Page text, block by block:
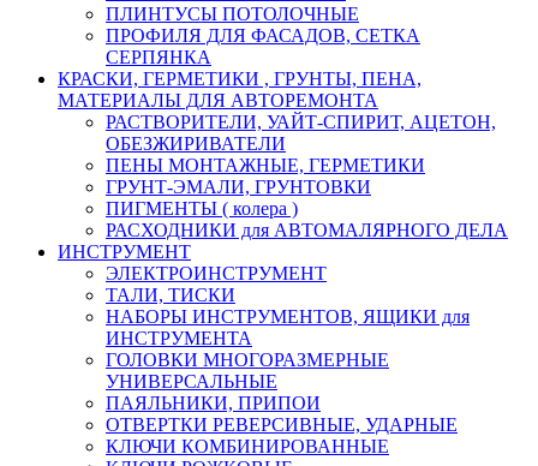
ПЛИНТУСЫ ПОТОЛОЧНЫЕ
ПРОФИЛЯ ДЛЯ ФАСАДОВ, СЕТКА
СЕРПЯНКА
КРАСКИ, ГЕРМЕТИКИ , ГРУНТЫ, ПЕНА,
МАТЕРИАЛЫ ДЛЯ АВТОРЕМОНТА
РАСТВОРИТЕЛИ, УАЙТ-СПИРИТ, АЦЕТОН,
ОБЕЗЖИРИВАТЕЛИ
ПЕНЫ МОНТАЖНЫЕ, ГЕРМЕТИКИ
ГРУНТ-ЭМАЛИ, ГРУНТОВКИ
ПИГМЕНТЫ ( колера )
РАСХОДНИКИ для АВТОМАЛЯРНОГО ДЕЛА
ИНСТРУМЕНТ
ЭЛЕКТРОИНСТРУМЕНТ
ТАЛИ, ТИСКИ
НАБОРЫ ИНСТРУМЕНТОВ, ЯЩИКИ для
ИНСТРУМЕНТА
ГОЛОВКИ МНОГОРАЗМЕРНЫЕ
УНИВЕРСАЛЬНЫЕ
ПАЯЛЬНИКИ, ПРИПОИ
ОТВЕРТКИ РЕВЕРСИВНЫЕ, УДАРНЫЕ
КЛЮЧИ КОМБИНИРОВАННЫЕ